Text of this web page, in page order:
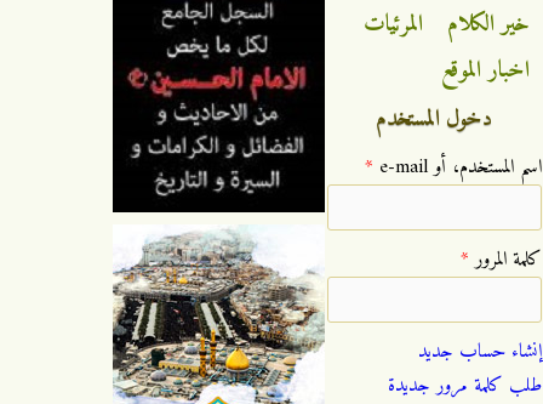
خير الكلام
المرئيات
اخبار الموقع
دخول المستخدم
‏اسم المستخدم، أو e-mail ‏ *
‏كلمة المرور ‏*
إنشاء حساب جديد
طلب كلمة مرور جديدة